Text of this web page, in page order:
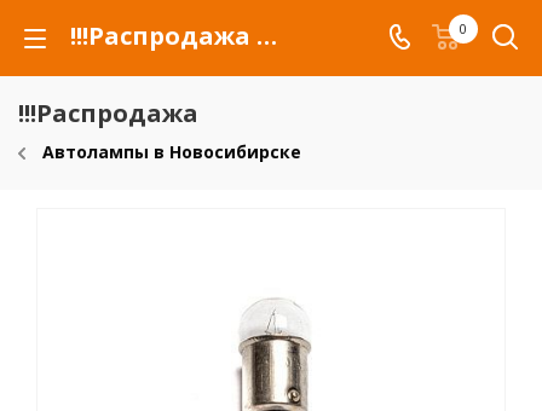
!!!Распродажа для автомобилей российских марок и сельхозтехники 0
!!!Распродажа
Автолампы в Новосибирске